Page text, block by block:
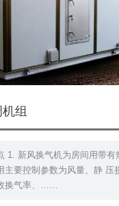
组
新风换气机为房间用带有
主要控制参数为风量、静 压
换气率、……